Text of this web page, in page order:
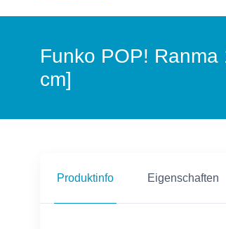
Funko POP!
cm]
Produktinfo Eigenschaften